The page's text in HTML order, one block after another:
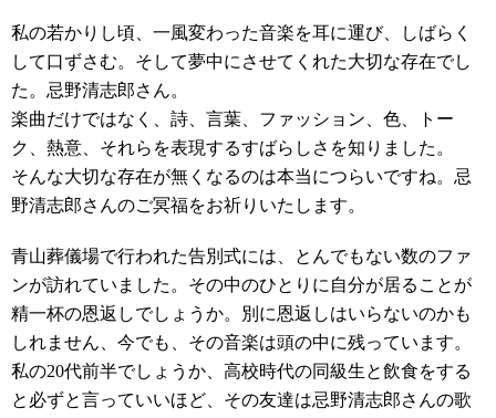
私の若かりし頃、一風変わった音楽を耳に運び、しばらく
して口ずさむ。そして夢中にさせてくれた大切な存在でし
た。忌野清志郎さん。
楽曲だけではなく、詩、言葉、ファッション、色、トー
ク、熱意、それらを表現するすばらしさを知りました。
そんな大切な存在が無くなるのは本当につらいですね。忌
野清志郎さんのご冥福をお祈りいたします。
青山葬儀場で行われた告別式には、とんでもない数のファ
ンが訪れていました。その中のひとりに自分が居ることが
精一杯の恩返しでしょうか。別に恩返しはいらないのかも
しれません、今でも、その音楽は頭の中に残っています。
私の20代前半でしょうか、高校時代の同級生と飲食をする
と必ずと言っていいほど、その友達は忌野清志郎さんの歌